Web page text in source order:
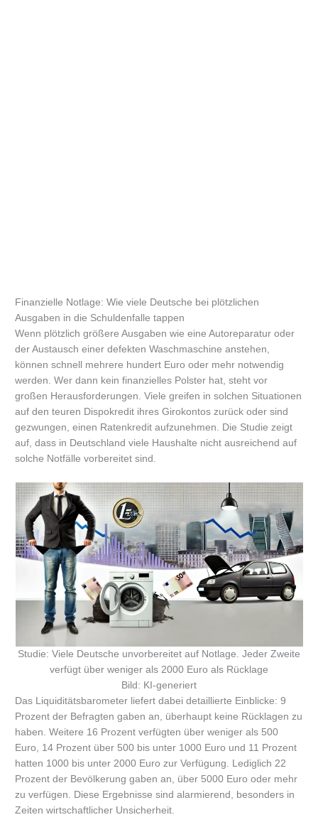
Finanzielle Notlage: Wie viele Deutsche bei plötzlichen
Ausgaben in die Schuldenfalle tappen
Wenn plötzlich größere Ausgaben wie eine Autoreparatur oder
der Austausch einer defekten Waschmaschine anstehen,
können schnell mehrere hundert Euro oder mehr notwendig
werden. Wer dann kein finanzielles Polster hat, steht vor
großen Herausforderungen. Viele greifen in solchen Situationen
auf den teuren Dispokredit ihres Girokontos zurück oder sind
gezwungen, einen Ratenkredit aufzunehmen. Die Studie zeigt
auf, dass in Deutschland viele Haushalte nicht ausreichend auf
solche Notfälle vorbereitet sind.
Studie: Viele Deutsche unvorbereitet auf Notlage. Jeder Zweite
verfügt über weniger als 2000 Euro als Rücklage
Bild: KI-generiert
Das Liquiditätsbarometer liefert dabei detaillierte Einblicke: 9
Prozent der Befragten gaben an, überhaupt keine Rücklagen zu
haben. Weitere 16 Prozent verfügten über weniger als 500
Euro, 14 Prozent über 500 bis unter 1000 Euro und 11 Prozent
hatten 1000 bis unter 2000 Euro zur Verfügung. Lediglich 22
Prozent der Bevölkerung gaben an, über 5000 Euro oder mehr
zu verfügen. Diese Ergebnisse sind alarmierend, besonders in
Zeiten wirtschaftlicher Unsicherheit.